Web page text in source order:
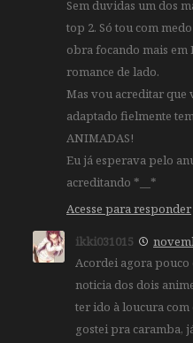
Sem duvidas um dos
top 2. Só tou com
obra focando mais em
romance de lado.
Mas vou acreditar que
adaptado fielmente
ANIMADAS!
Eu já esperava pelo
acreditando *__*
Acesse para responder
ikki031015
Acordei agora
noticia dos dois
ter ido à loucura com
gostei pra caramba,